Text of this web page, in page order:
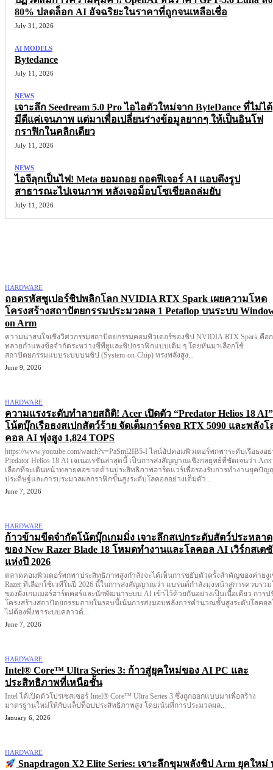
80% ปลดล็อก AI อัจฉริยะในราคาที่ถูกจนเหลือเชื่อ
July 31, 2026
AI MODELS
Bytedance
July 11, 2026
NEWS
เจาะลึก Seedream 5.0 Pro ไอไอตัวใหม่จาก ByteDance ที่ไม่ได้
มีดีแค่เจนภาพ แต่มาเพื่อเปลี่ยนร่างข้อมูลยากๆ ให้เป็นอินโฟ
กราฟิกในคลิกเดียว
July 11, 2026
NEWS
ไอจีลุกเป็นไฟ! Meta ยอมถอย ถอดฟีเจอร์ AI แอบดึงรูป
สาธารณะไปเจนภาพ หลังเจอม็อบโซเชียลถล่มยับ
July 11, 2026
HARDWARE
ถอดรหัสซูเปอร์ชิปพลิกโลก NVIDIA RTX Spark เผยความโหด
โครงสร้างสถาปัตยกรรมประมวลผล 1 Petaflop บนระบบ
on Arm
ความน่าสนใจเชิงวิศวกรรมสถาปัตยกรรมคอมพิวเตอร์ของชิป NVIDIA RTX Spark คือ
ทลายกำแพงข้อจำกัดระหว่างซีพียูและชิปกราฟิกแบบเดิม ๆ โดยหันมาเลือกใช้
สถาปัตยกรรมแบบระบบบนชิป (System-on-Chip) ทรงพลังสูง...
June 9, 2026
HARDWARE
ความแรงระดับทำลายสถิติ! Acer เปิดตัว “Predator Helios 18 AI”
โน้ตบุ๊กเรือธงสเปกสัตว์ร้าย จัดเต็มการ์ดจอ RTX 5090 และพลังโ
คอล AI พุ่งสูง 1,824 TOPS
https://www.youtube.com/watch?v=PaSml2IB5-I ไลน์อัปคอมพิวเตอร์พกพาระดับเรือธงอย่าง
Predator Helios 18 AI เจเนอเรชันล่าสุดนี้ เป็นการส่งสัญญาณเชิงกลยุทธ์ที่ชัดเจนว่า Acer
เลือกที่จะเดินหน้าทลายคอขวดด้านประสิทธิภาพฮาร์ดแวร์เพื่อรองรับการทำงานยุคปัญ
ประดิษฐ์และการประมวลผลกราฟิกขั้นสูงระดับโลคอลอย่างเต็มตัว...
June 7, 2026
HARDWARE
ก้าวข้ามขีดจำกัดโน้ตบุ๊กเกมมิ่ง เจาะลึกสเปกระดับสัตว์ประหลาด
ของ New Razer Blade 18 โหมดทำงานและโลคอล AI เวิร์กสเต
แห่งปี 2026
ตลาดคอมพิวเตอร์พกพาประสิทธิภาพสูงกำลังจะได้เห็นการขยับตัวครั้งสำคัญของค่ายงู
Razer ที่เลือกใช้เวทีในปี 2026 นี้ในการส่งสัญญาณว่า แบรนด์กำลังมุ่งหน้าสู่การควบรวม
ของฝั่งเกมเมอร์ฮาร์ดคอร์และนักพัฒนาระบบ AI เข้าไว้ด้วยกันอย่างเป็นเนื้อเดียว การป
โครงสร้างสถาปัตยกรรมภายในรอบนี้เน้นการส่งมอบพลังการคำนวณขั้นสูงระดับโลคอ
ไม่ต้องพึ่งพาระบบคลาวด์...
June 7, 2026
HARDWARE
Intel® Core™ Ultra Series 3: ก้าวสู่ยุคใหม่ของ AI PC และ
ประสิทธิภาพที่เหนือชั้น
Intel ได้เปิดตัวโปรเซสเซอร์ Intel® Core™ Ultra Series 3 ซึ่งถูกออกแบบมาเพื่อสร้าง
มาตรฐานใหม่ให้กับแล็ปท็อปประสิทธิภาพสูง โดยเน้นที่การประมวลผล...
January 6, 2026
HARDWARE
Snapdragon X2 Elite Series: เจาะลึกขุมพลังชิป Arm ยุคใหม่